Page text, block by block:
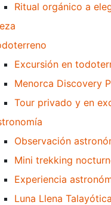
Ritual orgánico a
Excursión en
Menorca Discovery
Tour privado y en
Observación
Mini trekking
Experiencia
Luna Llena